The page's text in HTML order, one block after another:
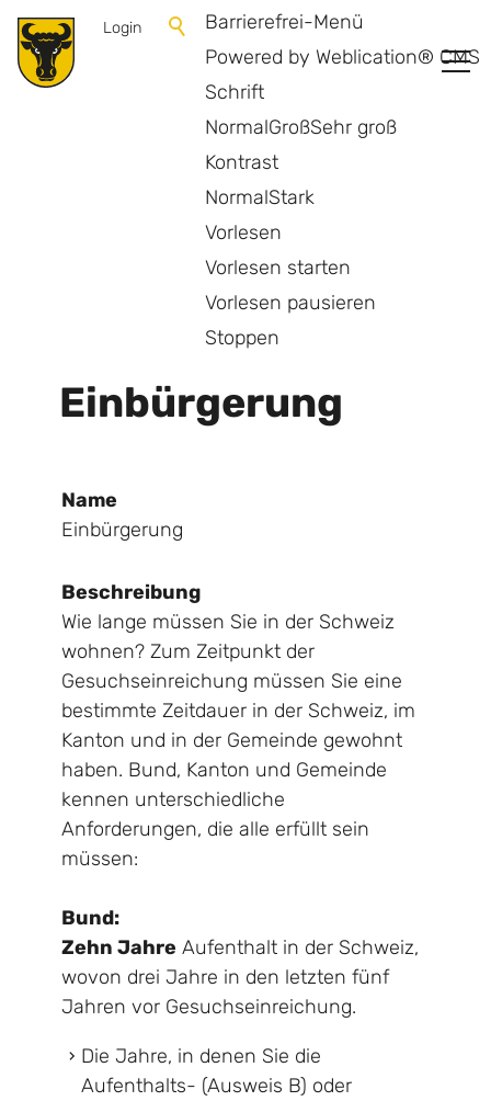
Barrierefrei-Menü
Powered by Weblication® CMS
Schrift
NormalGroßSehr groß
Kontrast
NormalStark
Vorlesen
Vorlesen starten
Vorlesen pausieren
Stoppen
Login
Einbürgerung
Name
Einbürgerung
Beschreibung
Wie lange müssen Sie in der Schweiz
wohnen? Zum Zeitpunkt der
Gesuchseinreichung müssen Sie eine
bestimmte Zeitdauer in der Schweiz, im
Kanton und in der Gemeinde gewohnt
haben. Bund, Kanton und Gemeinde
kennen unterschiedliche
Anforderungen, die alle erfüllt sein
müssen:
Bund:
Zehn Jahre Aufenthalt in der Schweiz,
wovon drei Jahre in den letzten fünf
Jahren vor Gesuchseinreichung.
Die Jahre, in denen Sie die
Aufenthalts- (Ausweis B) oder